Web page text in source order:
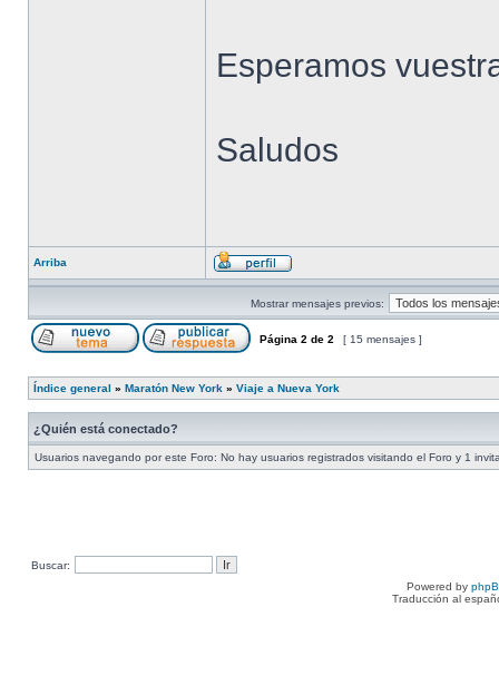
Esperamos
Saludos
Arriba
Mostrar mensajes previos:
Página 2 de 2 [ 15 mensajes ]
Índice general » Maratón New York » Viaje a Nueva York
¿Quién está conectado?
Usuarios navegando por este Foro: No hay usuarios registrados visitando el Foro y 1
Buscar:
Powered by
Traducción al